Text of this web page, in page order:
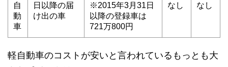
自
動
車
日以降の届
け出の車
※2015年3月31日
以降の登録車は
721万800円
なし
なし
軽自動車のコストが安いと言われているもっとも大